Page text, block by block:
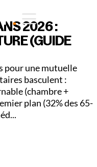
2026 :
(GUIDE
pour une mutuelle
basculent :
(chambre +
plan (32% des 65-